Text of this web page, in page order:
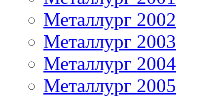
Металлург 2002
Металлург 2003
Металлург 2004
Металлург 2005